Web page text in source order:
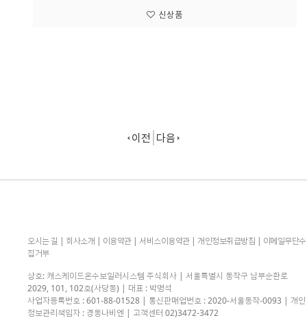
신상품
이전 다음
오시는 길 | 회사소개 | 이용약관| 서비스이용약관| 개인정보취급방침 | 이메일무단수
집거부
상호: 캐스케이드온수보일러시스템 주식회사 | 서울특별시 동작구 남부순환로
2029, 101, 102호(사당동) | 대표 : 박명석
사업자등록번호 : 601-88-01528 | 통신판매업번호 : 2020-서울동작-0093 | 개인
정보관리책임자 : 경동나비엔 | 고객센터 02)3472-3472